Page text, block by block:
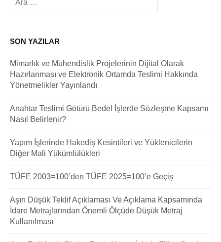
SON YAZILAR
Mimarlık ve Mühendislik Projelerinin Dijital Olarak
Hazırlanması ve Elektronik Ortamda Teslimi Hakkında
Yönetmelikler Yayınlandı
Anahtar Teslimi Götürü Bedel İşlerde Sözleşme Kapsamı
Nasıl Belirlenir?
Yapım İşlerinde Hakediş Kesintileri ve Yüklenicilerin
Diğer Mali Yükümlülükleri
TÜFE 2003=100’den TÜFE 2025=100’e Geçiş
Aşırı Düşük Teklif Açıklaması Ve Açıklama Kapsamında
İdare Metrajlarından Önemli Ölçüde Düşük Metraj
Kullanılması